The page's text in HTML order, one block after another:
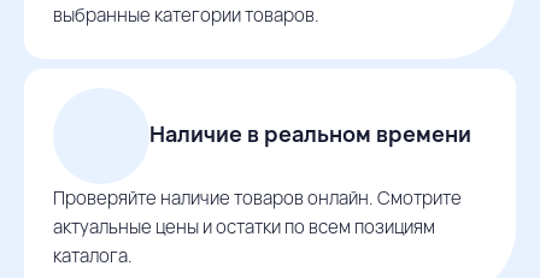
выбранные категории товаров.
Наличие в реальном времени
Проверяйте наличие товаров онлайн. Смотрите
актуальные цены и остатки по всем позициям
каталога.